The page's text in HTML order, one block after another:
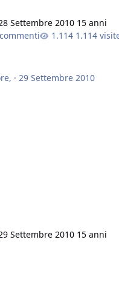
Settembre 2010 15 anni
1.114
, · 29 Settembre 2010
Settembre 2010 15 anni